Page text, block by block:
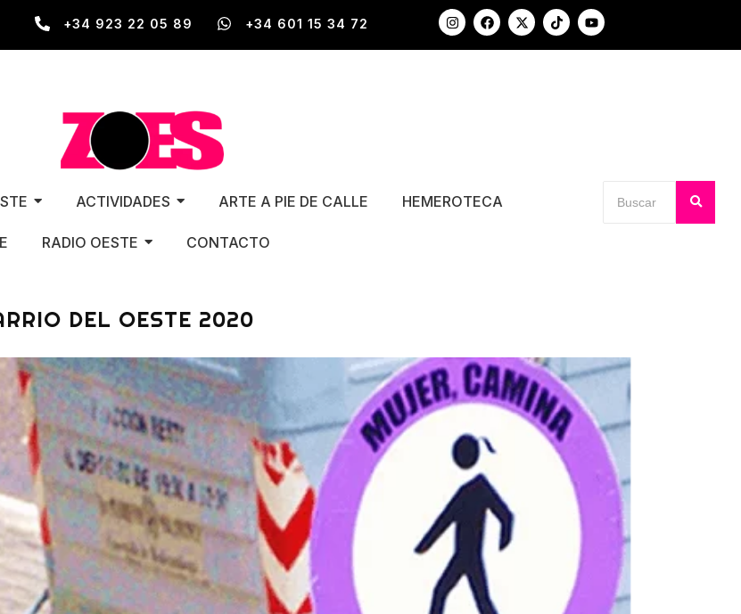
+34 923 22 05 89 +34 601 15 34 72
ACTIVIDADES ARTE A PIE DE CALLE HEMEROTECA
RADIO OESTE CONTACTO
DEL OESTE 2020